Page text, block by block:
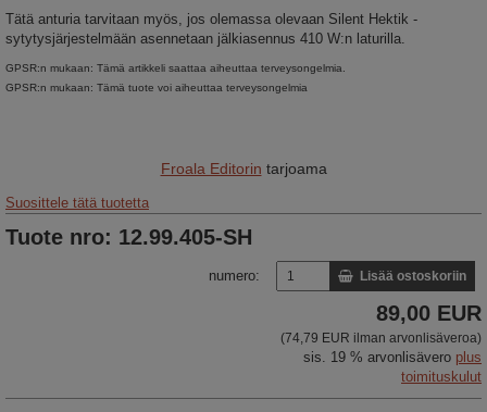
Tätä anturia tarvitaan myös, jos olemassa olevaan Silent Hektik -
sytytysjärjestelmään asennetaan jälkiasennus 410 W:n laturilla.
GPSR:n mukaan: Tämä artikkeli saattaa aiheuttaa terveysongelmia.
GPSR:n mukaan: Tämä tuote voi aiheuttaa terveysongelmia
Froala Editorin tarjoama
Suosittele tätä tuotetta
Tuote nro: 12.99.405-SH
numero: Lisää ostoskoriin
89,00 EUR
(74,79 EUR ilman arvonlisäveroa)
sis. 19 % arvonlisävero plus
toimituskulut